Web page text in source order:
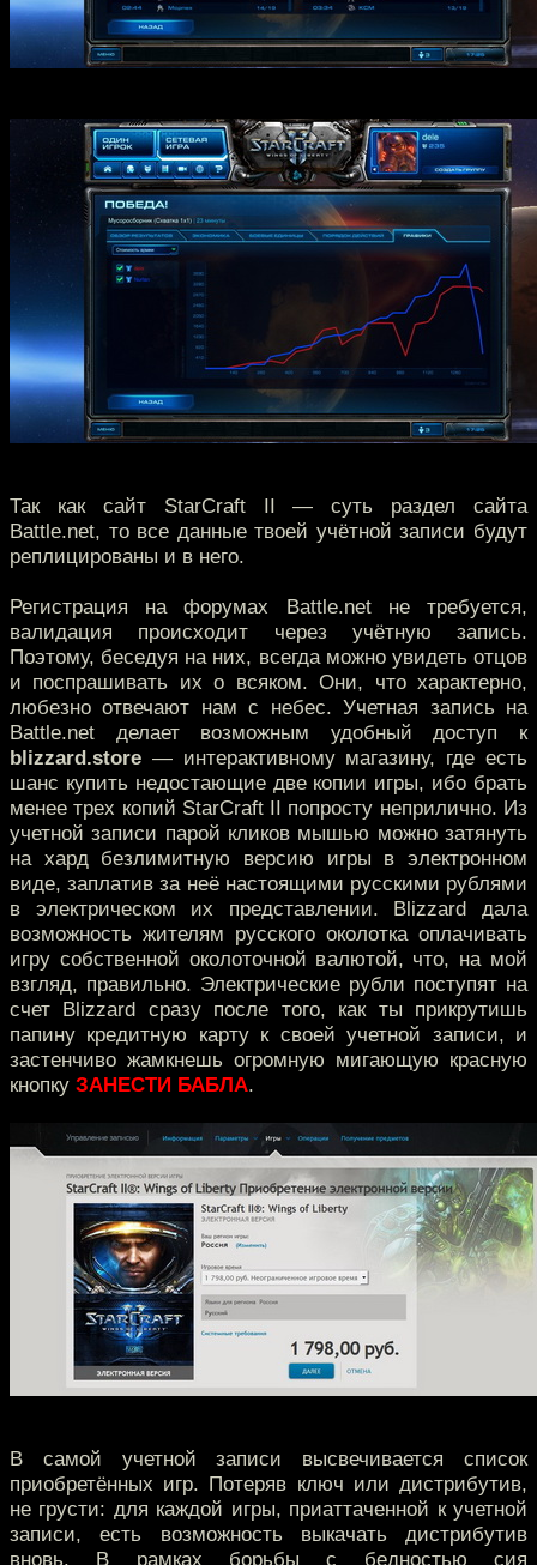
Так как сайт StarCraft II — суть раздел сайта
Battle.net, то все данные твоей учётной записи будут
реплицированы и в него.
Регистрация на форумах Battle.net не требуется,
валидация происходит через учётную запись.
Поэтому, беседуя на них, всегда можно увидеть отцов
и поспрашивать их о всяком. Они, что характерно,
любезно отвечают нам с небес. Учетная запись на
Battle.net делает возможным удобный доступ к
blizzard.store — интерактивному магазину, где есть
шанс купить недостающие две копии игры, ибо брать
менее трех копий StarCraft II попросту неприлично. Из
учетной записи парой кликов мышью можно затянуть
на хард безлимитную версию игры в электронном
виде, заплатив за неё настоящими русскими рублями
в электрическом их представлении. Blizzard дала
возможность жителям русского околотка оплачивать
игру собственной околоточной валютой, что, на мой
взгляд, правильно. Электрические рубли поступят на
счет Blizzard сразу после того, как ты прикрутишь
папину кредитную карту к своей учетной записи, и
застенчиво жамкнешь огромную мигающую красную
кнопку ЗАНЕСТИ БАБЛА.
В самой учетной записи высвечивается список
приобретённых игр. Потеряв ключ или дистрибутив,
не грусти: для каждой игры, приаттаченной к учетной
записи, есть возможность выкачать дистрибутив
вновь. В рамках борьбы с бедностью сия